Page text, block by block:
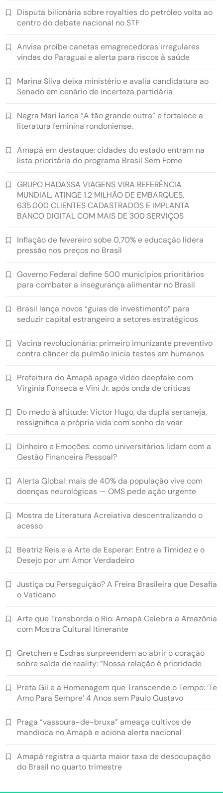
Disputa bilionária sobre royalties do petróleo volta ao
centro do debate nacional no STF
Anvisa proíbe canetas emagrecedoras irregulares
vindas do Paraguai e alerta para riscos à saúde
Marina Silva deixa ministério e avalia candidatura ao
Senado em cenário de incerteza partidária
Negra Mari lança “A tão grande outra” e fortalece a
literatura feminina rondoniense.
Amapá em destaque: cidades do estado entram na
lista prioritária do programa Brasil Sem Fome
GRUPO HADASSA VIAGENS VIRA REFERÊNCIA
MUNDIAL, ATINGE 1.2 MILHÃO DE EMBARQUES,
635.000 CLIENTES CADASTRADOS E IMPLANTA
BANCO DIGITAL COM MAIS DE 300 SERVIÇOS
Inflação de fevereiro sobe 0,70% e educação lidera
pressão nos preços no Brasil
Governo Federal define 500 municípios prioritários
para combater a insegurança alimentar no Brasil
Brasil lança novos “guias de investimento” para
seduzir capital estrangeiro a setores estratégicos
Vacina revolucionária: primeiro imunizante preventivo
contra câncer de pulmão inicia testes em humanos
Prefeitura do Amapá apaga vídeo deepfake com
Virginia Fonseca e Vini Jr. após onda de críticas
Do medo à altitude: Victor Hugo, da dupla sertaneja,
ressignifica a própria vida com sonho de voar
Dinheiro e Emoções: como universitários lidam com a
Gestão Financeira Pessoal?
Alerta Global: mais de 40% da população vive com
doenças neurológicas — OMS pede ação urgente
Mostra de Literatura Acreiativa descentralizando o
acesso
Beatriz Reis e a Arte de Esperar: Entre a Timidez e o
Desejo por um Amor Verdadeiro
Justiça ou Perseguição? A Freira Brasileira que Desafia
o Vaticano
Arte que Transborda o Rio: Amapá Celebra a Amazônia
com Mostra Cultural Itinerante
Gretchen e Esdras surpreendem ao abrir o coração
sobre saída de reality: “Nossa relação é prioridade
Preta Gil e a Homenagem que Transcende o Tempo: ‘Te
Amo Para Sempre’ 4 Anos sem Paulo Gustavo
Praga “vassoura-de-bruxa” ameaça cultivos de
mandioca no Amapá e aciona alerta nacional
Amapá registra a quarta maior taxa de desocupação
do Brasil no quarto trimestre